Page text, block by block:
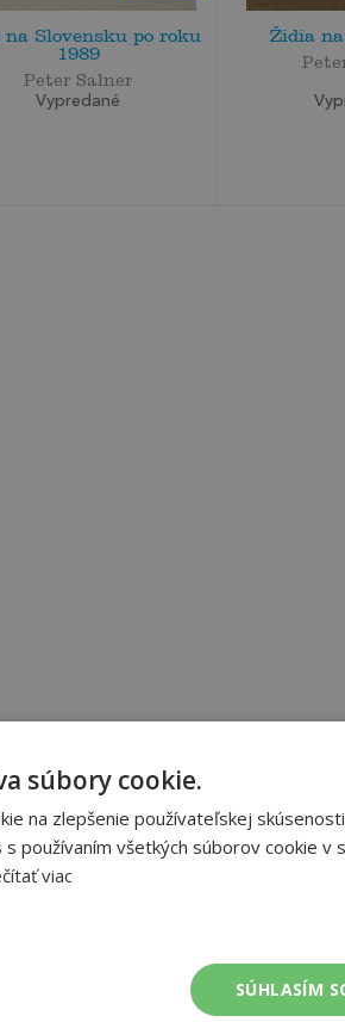
na Slovensku po roku
1989
Peter Salner
Vypredané
Židia
súbory cookie.
na zlepšenie používateľskej
používaním všetkých súborov cookie v
viac
SÚHLASÍM